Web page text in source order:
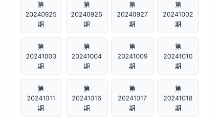
第
20240925
期
第
20240926
期
第
20240927
期
第
20241002
期
第
20241003
期
第
20241004
期
第
20241009
期
第
20241010
期
第
20241011
期
第
20241016
期
第
20241017
期
第
20241018
期